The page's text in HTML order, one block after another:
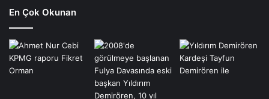
En Çok Okunan